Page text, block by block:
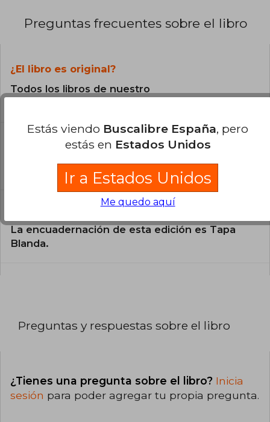
Preguntas frecuentes sobre el libro
¿El libro es original?
Todos los libros de nuestro
¿En qué Idioma está escrito el
El libro está escrito en Español.
¿Cuál es la encuadernación de este libro?
La encuadernación de esta edición es Tapa
Blanda.
Preguntas y respuestas sobre el libro
¿Tienes una pregunta sobre el libro? Inicia
sesión para poder agregar tu propia pregunta.
Estás viendo Buscalibre España, pero
estás en Estados Unidos
Ir a Estados Unidos
Me quedo aquí